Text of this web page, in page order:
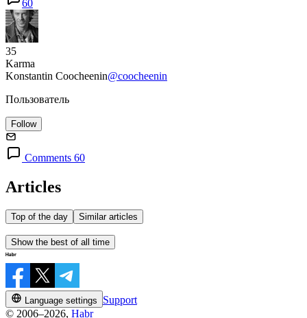
60
35
Karma
Konstantin Coocheenin@coocheenin
Пользователь
Follow
Comments 60
Articles
Top of the day Similar articles
Show the best of all time
Language settings
Support
© 2006–2026, Habr